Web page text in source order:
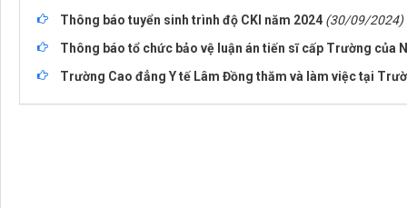
Thông báo tuyển sinh trình độ CKI năm 2024 (30/09/2024)
Thông báo tổ chức bảo vệ luận án tiến sĩ cấp Trường của
Trường Cao đẳng Y tế Lâm Đồng thăm và làm việc tại